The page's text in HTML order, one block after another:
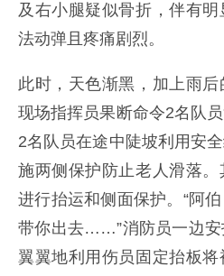
及右小腿疑似骨折，伴有
法动弹且疼痛剧烈。
此时，天色渐黑，加上雨后
现场指挥员果断命令2名队
2名队员在途中陡坡利用安
施两侧保护防止老人滑落
进行抬运和侧面保护。“阿
带你出去……”消防员一边安
翼翼地利用伤员固定抬板